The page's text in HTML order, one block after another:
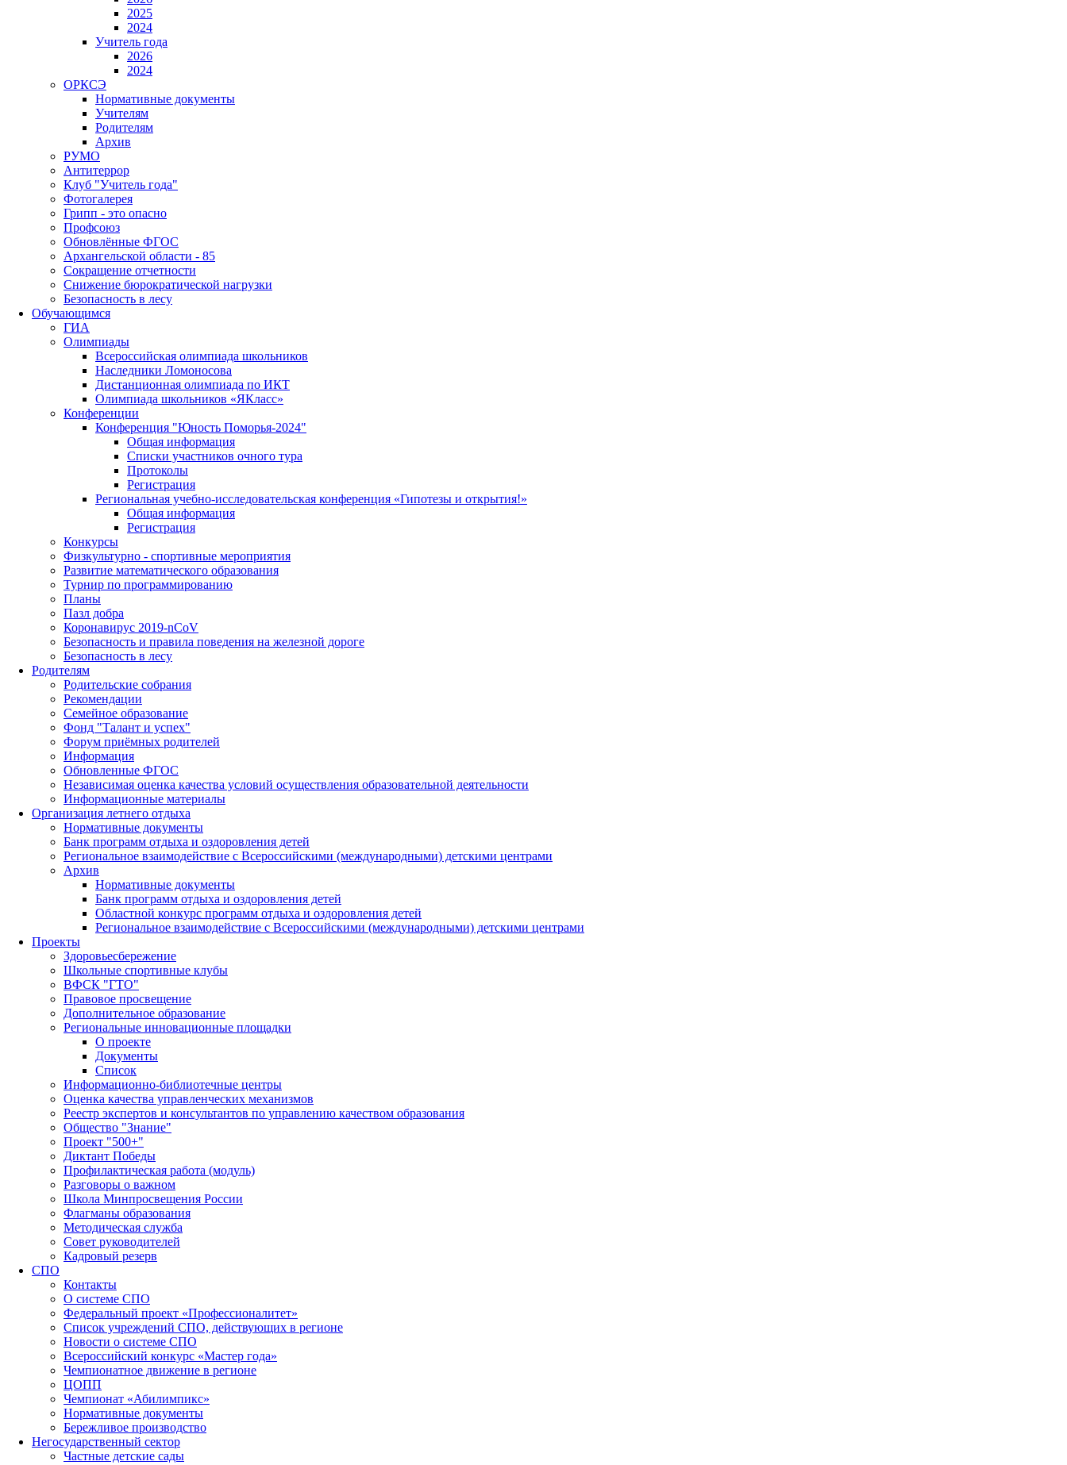
2025
2024
Учитель года
2026
2024
ОРКСЭ
Нормативные документы
Учителям
Родителям
Архив
РУМО
Антитеррор
Клуб "Учитель года"
Фотогалерея
Грипп - это опасно
Профсоюз
Обновлённые ФГОС
Архангельской области - 85
Сокращение отчетности
Снижение бюрократической нагрузки
Безопасность в лесу
Обучающимся
ГИА
Олимпиады
Всероссийская олимпиада школьников
Наследники Ломоносова
Дистанционная олимпиада по ИКТ
Олимпиада школьников «ЯКласс»
Конференции
Конференция "Юность Поморья-2024"
Общая информация
Списки участников очного тура
Протоколы
Регистрация
Региональная учебно-исследовательская конференция «Гипотезы и открытия!»
Общая информация
Регистрация
Конкурсы
Физкультурно - спортивные мероприятия
Развитие математического образования
Турнир по программированию
Планы
Пазл добра
Коронавирус 2019-nCoV
Безопасность и правила поведения на железной дороге
Безопасность в лесу
Родителям
Родительские собрания
Рекомендации
Семейное образование
Фонд "Талант и успех"
Форум приёмных родителей
Информация
Обновленные ФГОС
Независимая оценка качества условий осуществления образовательной деятельности
Информационные материалы
Организация летнего отдыха
Нормативные документы
Банк программ отдыха и оздоровления детей
Региональное взаимодействие с Всероссийскими (международными) детскими центрами
Архив
Нормативные документы
Банк программ отдыха и оздоровления детей
Областной конкурс программ отдыха и оздоровления детей
Региональное взаимодействие с Всероссийскими (международными) детскими центрами
Проекты
Здоровьесбережение
Школьные спортивные клубы
ВФСК "ГТО"
Правовое просвещение
Дополнительное образование
Региональные инновационные площадки
О проекте
Документы
Список
Информационно-библиотечные центры
Оценка качества управленческих механизмов
Реестр экспертов и консультантов по управлению качеством образования
Общество "Знание"
Проект "500+"
Диктант Победы
Профилактическая работа (модуль)
Разговоры о важном
Школа Минпросвещения России
Флагманы образования
Методическая служба
Совет руководителей
Кадровый резерв
СПО
Контакты
О системе СПО
Федеральный проект «Профессионалитет»
Список учреждений СПО, действующих в регионе
Новости о системе СПО
Всероссийский конкурс «Мастер года»
Чемпионатное движение в регионе
ЦОПП
Чемпионат «Абилимпикс»
Нормативные документы
Бережливое производство
Негосударственный сектор
Частные детские сады